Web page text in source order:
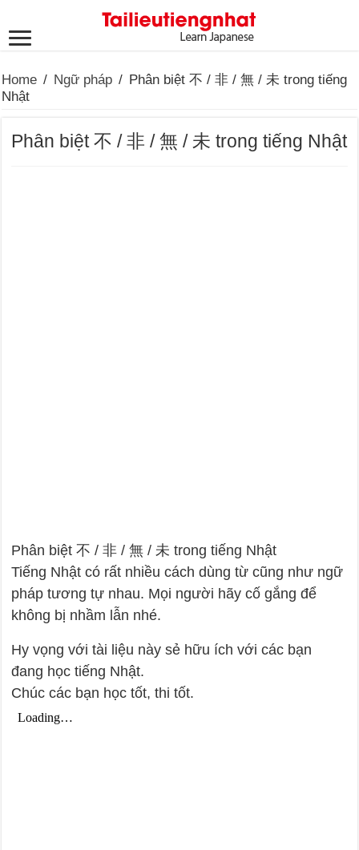
Home / Ngữ pháp / Phân biệt 不 / 非 / 無 / 未 trong tiếng
Nhật
Phân biệt 不 / 非 / 無 / 未 trong tiếng Nhật
Phân biệt 不 / 非 / 無 / 未 trong tiếng Nhật
Tiếng Nhật có rất nhiều cách dùng từ cũng như ngữ
pháp tương tự nhau. Mọi người hãy cố gắng để
không bị nhầm lẫn nhé.
Hy vọng với tài liệu này sẻ hữu ích với các bạn
đang học tiếng Nhật.
Chúc các bạn học tốt, thi tốt.